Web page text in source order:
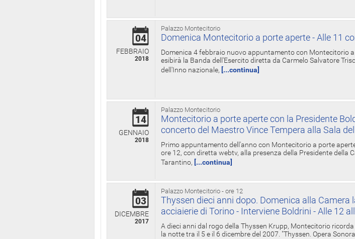
Palazzo Montecitorio
04
FEBBRAIO
2018
Domenica Montecitorio a porte aperte - Alle 11
Domenica 4 febbraio nuovo appuntamento con Montecitorio
esibirà la Banda dell'Esercito diretta da Carmelo Salvatore
dell'Inno nazionale, [...continua]
Palazzo Montecitorio
14
GENNAIO
2018
Montecitorio a porte aperte con la Presidente
concerto del Maestro Vince Tempera alla Sala
Primo appuntamento dell'anno con Montecitorio a porte
ore 12, con diretta webtv, alla presenza della Presidente della
Tarantino, [...continua]
Palazzo Montecitorio - ore 12
03
DICEMBRE
2017
Thyssen dieci anni dopo. Domenica alla Camera
acciaierie di Torino - Interviene Boldrini - Alle 12
A dieci anni dal rogo della Thyssen Krupp, Montecitorio
la notte tra il 5 e il 6 dicembre del 2007. "Thyssen. Opera